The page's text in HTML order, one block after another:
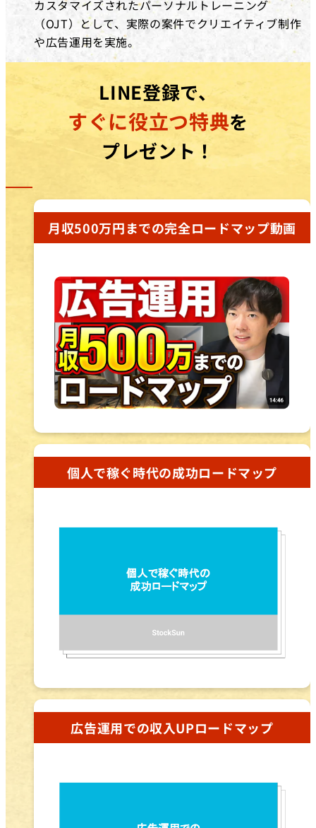
カスタマイズされたパーソナルトレーニング
（OJT）として、実際の案件でクリエイティブ制作
や広告運用を実施。
LINE登録で、
すぐに役立つ特典を
プレゼント！
月収500万円までの完全ロードマップ動画
個人で稼ぐ時代の成功ロードマップ
広告運用での収入UPロードマップ